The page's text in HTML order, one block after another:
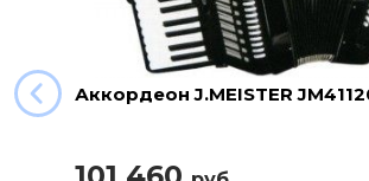
Аккордеон J.MEISTER